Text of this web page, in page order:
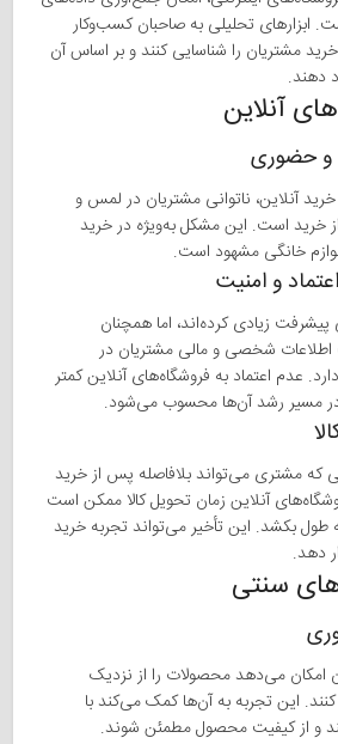
ابزارهای تحلیلی به صاحبان کسب‌وکار
مشتریان را شناسایی کنند و بر اساس آن
دهند.
آنلاین
آنلاین، ناتوانی مشتریان در لمس و
خرید است. این مشکل به‌ویژه در خرید
خانگی مشهود است.
زیادی کرده‌اند، اما همچنان
اطلاعات شخصی و مالی مشتریان در
عدم اعتماد به فروشگاه‌های آنلاین کمتر
در مسیر رشد آن‌ها محسوب می‌شود.
که مشتری می‌تواند بلافاصله پس از خرید
آنلاین زمان تحویل کالا ممکن است
بکشد. این تأخیر می‌تواند تجربه خرید
دهد.
سنتی
می‌دهد محصولات را از نزدیک
این تجربه به آن‌ها کمک می‌کند با
و از کیفیت محصول مطمئن شوند.